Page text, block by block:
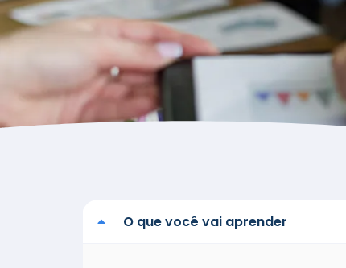
O que você vai aprender